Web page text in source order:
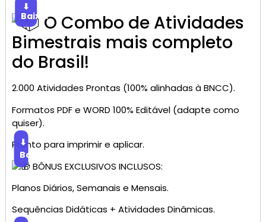
⬇
BaixarO Combo de Atividades
Bimestrais mais completo
do Brasil!
2.000 Atividades Prontas (100% alinhadas à BNCC).
Formatos PDF e WORD 100% Editável (adapte como
quiser).
Pronto para imprimir e aplicar.
⬇
Baixar
BÔNUS EXCLUSIVOS INCLUSOS:
Planos Diários, Semanais e Mensais.
Sequências Didáticas + Atividades Dinâmicas.